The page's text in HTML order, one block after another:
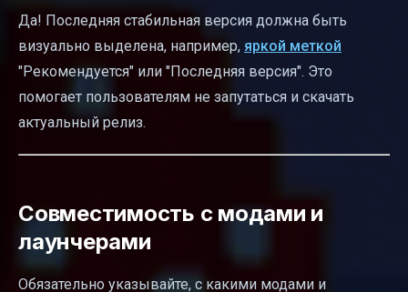
Да! Последняя стабильная версия должна быть
визуально выделена, например, яркой меткой
"Рекомендуется" или "Последняя версия". Это
помогает пользователям не запутаться и скачать
актуальный релиз.
Совместимость с модами и
лаунчерами
Обязательно указывайте, с какими модами и